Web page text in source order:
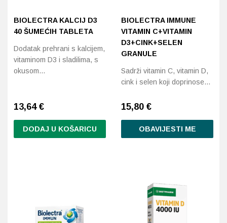
BIOLECTRA KALCIJ D3
40 ŠUMEĆIH TABLETA
Dodatak prehrani s kalcijem,
vitaminom D3 i sladilima, s
okusom…
13,64 €
DODAJ U KOŠARICU
BIOLECTRA IMMUNE
VITAMIN C+VITAMIN
D3+CINK+SELEN
GRANULE
Sadrži vitamin C, vitamin D,
cink i selen koji doprinose…
15,80 €
OBAVIJESTI ME